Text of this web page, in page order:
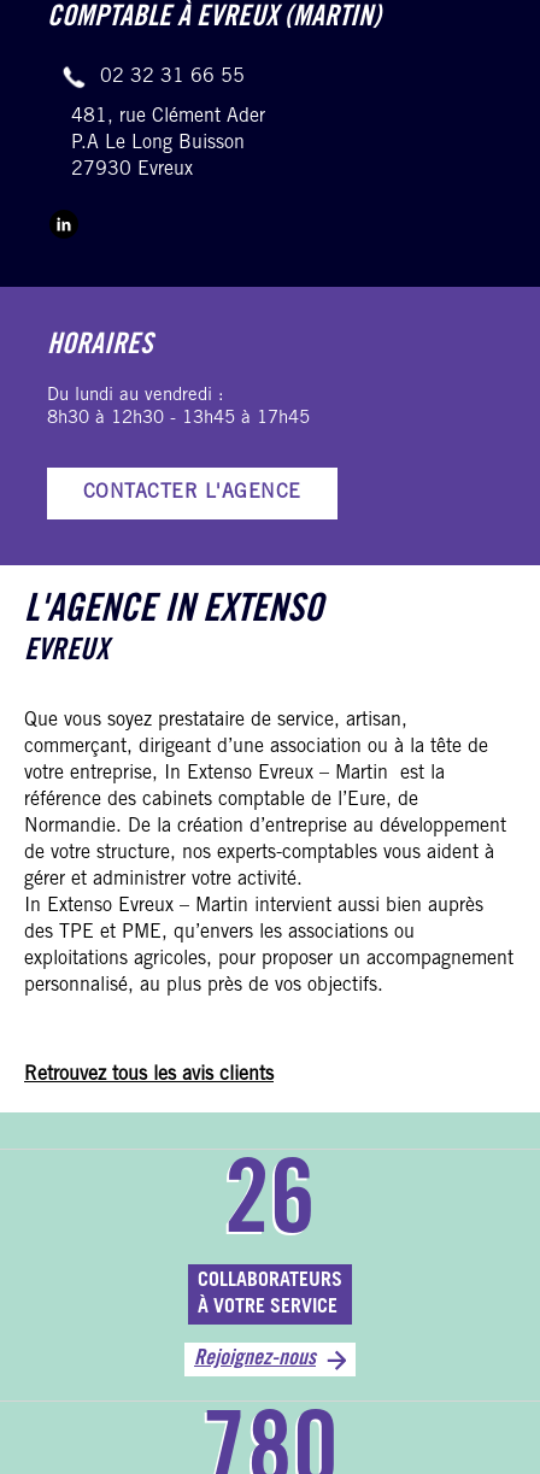
COMPTABLE À EVREUX (MARTIN)
02 32 31 66 55
481, rue Clément Ader
P.A Le Long Buisson
27930 Evreux
HORAIRES
Du lundi au vendredi :
8h30 à 12h30 - 13h45 à 17h45
CONTACTER L'AGENCE
L'AGENCE IN EXTENSO
EVREUX
Que vous soyez prestataire de service, artisan,
commerçant, dirigeant d’une association ou à la tête de
votre entreprise, In Extenso Evreux – Martin est la
référence des cabinets comptable de l’Eure, de
Normandie. De la création d’entreprise au développement
de votre structure, nos experts-comptables vous aident à
gérer et administrer votre activité.
In Extenso Evreux – Martin intervient aussi bien auprès
des TPE et PME, qu’envers les associations ou
exploitations agricoles, pour proposer un accompagnement
personnalisé, au plus près de vos objectifs.
Retrouvez tous les avis clients
26
COLLABORATEURS
À VOTRE SERVICE
Rejoignez-nous